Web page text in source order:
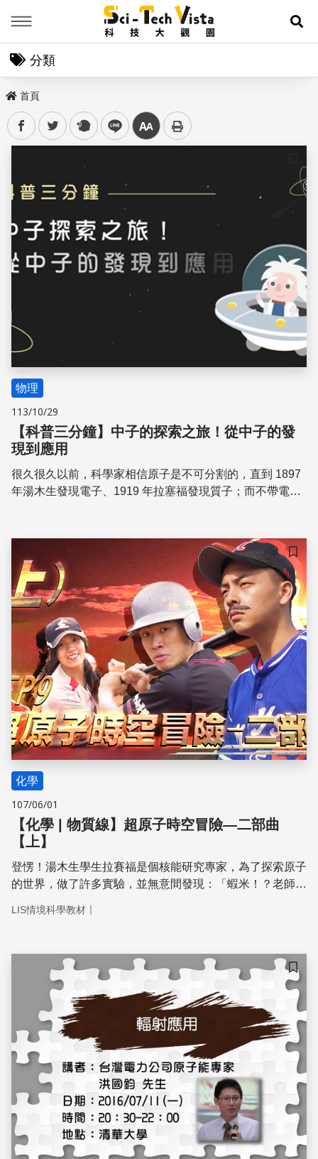
展
分類
首頁
facebooktwitter plurk line 中
儲
物理
113/10/29
【科普三分鐘】中子的探索之旅！從中子的發
現到應用
很久很久以前，科學家相信原子是不可分割的，直到 1897
年湯木生發現電子、1919 年拉塞福發現質子；而不帶電的
在醫學、工業、核能⋯⋯等領域。一起來認識它吧！
儲存
化學
107/06/01
【化學 | 物質線】超原子時空冒險—二部曲
【上】
登愣！湯木生學生拉賽福是個核能研究專家，為了探索原子
的世界，做了許多實驗，並無意間發現：「蝦米！？老師說
型，而是⋯⋯
LIS情境科學教材 ｜
儲存